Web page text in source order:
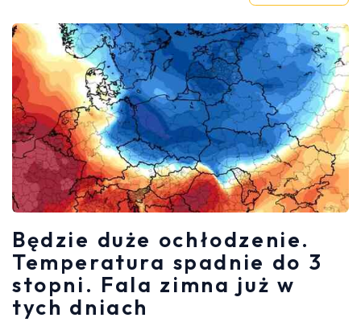
Będzie duże ochłodzenie.
Temperatura spadnie do 3
stopni. Fala zimna już w
tych dniach